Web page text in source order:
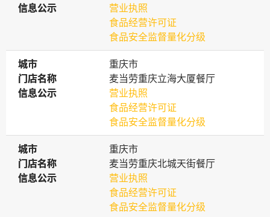
信息公示
信息公示
营业执照
食品经营许可证
食品安全监督量化分级
城市
城市
重庆市
门店名称
门店名称
麦当劳重庆立海大厦餐厅
信息公示
信息公示
营业执照
食品经营许可证
食品安全监督量化分级
城市
城市
重庆市
门店名称
门店名称
麦当劳重庆北城天街餐厅
信息公示
信息公示
营业执照
食品经营许可证
食品安全监督量化分级